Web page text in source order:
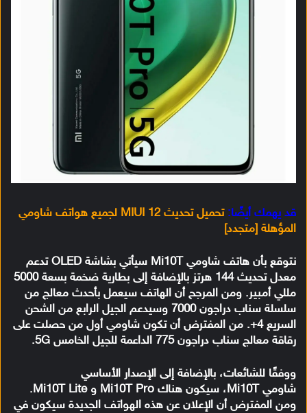
قد يهمك أيضًا:
تحميل تحديث MIUI 12 لجميع هواتف شاومي
المؤهلة [متجدد]
نتوقع بأن هاتف شاومي Mi10T سيأتي بشاشة OLED تدعم
معدل تحديث 144 هرتز بالإضافة إلى بطارية ضخمة بسعة 5000
مللي أمبير. ومن المرجح أن الهاتف سيعمل بأحدث معالج من
سلسلة سناب دراجون 7000 وسيدعم الجيل الرابع من الشحن
السريع 4+. من المفترض أن تكون شاومي أول من حصلت على
رقاقة معالج سناب دراجون 775 الداعمة للجيل الخامس 5G.
ووفقًا للشائعات، بالإضافة إلى الإصدار الأساسي
شاومي Mi10T، سيكون هناك Mi10T Pro و Mi10T Lite.
ومن المفترض أن الإعلان عن هذه الهواتف الجديدة سيكون في